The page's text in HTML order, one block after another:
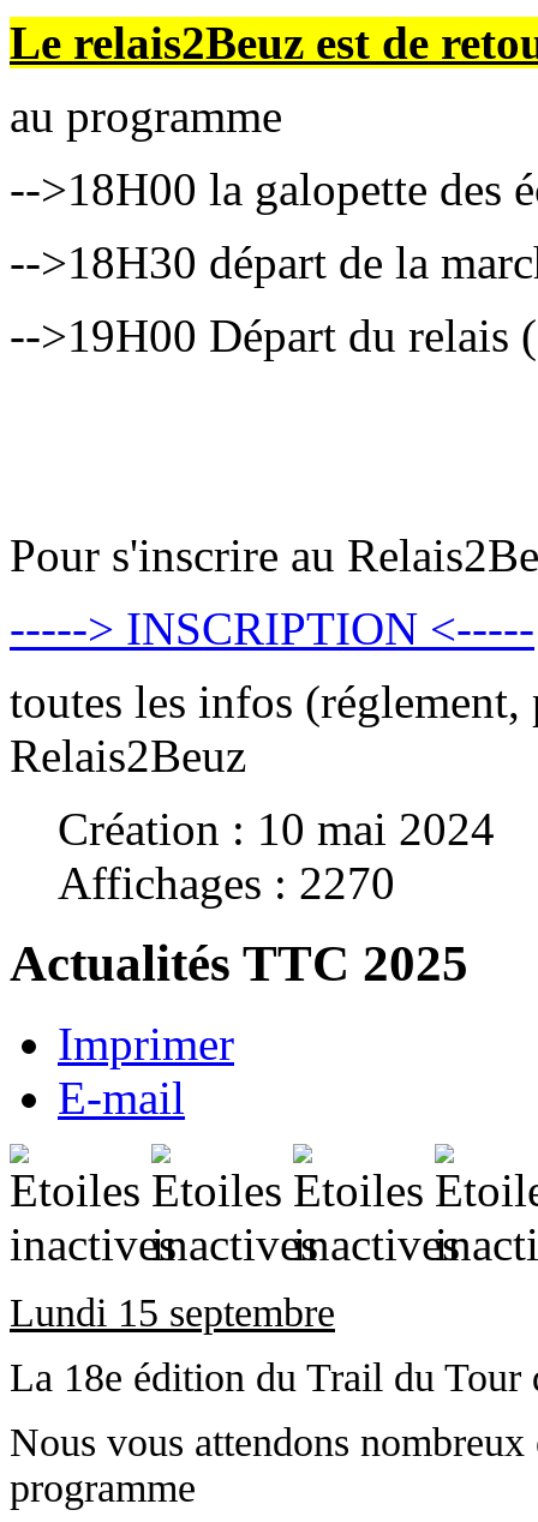
Le relais2Beuz est de
au programme
-->18H00 la galopette des
-->18H30 départ de la
-->19H00 Départ du relais
Pour s'inscrire au
-----> INSCRIPTION <-----
toutes les infos
Relais2Beuz
Création : 10 mai 2024
Affichages : 2270
Actualités TTC 2025
Imprimer
E-mail
Lundi 15 septembre
La 18e édition du Trail du Tour
Nous vous attendons nombreux
programme